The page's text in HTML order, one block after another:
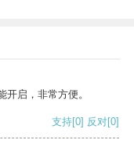
启，非常方便。
支持[0] 反对[0]